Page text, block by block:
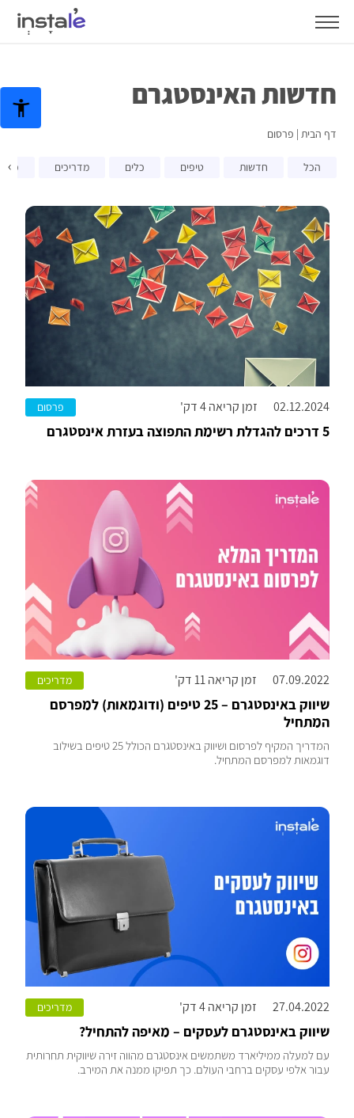
חדשות האינסטגרם
דף הבית פרסום
הכל חדשות טיפים כלים מדריכים ›
02.12.2024 זמן קריאה 4 דק' פרסום
5 דרכים להגדלת רשימת התפוצה בעזרת אינסטגרם
07.09.2022 זמן קריאה 11 דק' מדריכים
שיווק באינסטגרם – 25 טיפים (ודוגמאות) למפרסם
המתחיל
המדריך המקיף לפרסום ושיווק באינסטגרם הכולל 25 טיפים בשילוב
דוגמאות למפרסם המתחיל.
27.04.2022 זמן קריאה 4 דק' מדריכים
שיווק באינסטגרם לעסקים – מאיפה להתחיל?
עם למעלה ממיליארד משתמשים אינסטגרם מהווה זירה שיווקית תחרותית
עבור אלפי עסקים ברחבי העולם. כך תפיקו ממנה את המירב.